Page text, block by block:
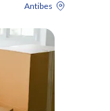
Antibes